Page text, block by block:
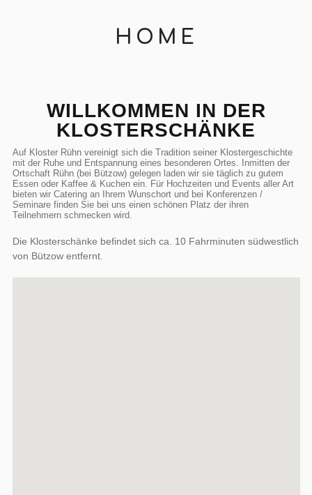
HOME
WILLKOMMEN IN DER
KLOSTERSCHÄNKE
Auf Kloster Rühn vereinigt sich die Tradition seiner Klostergeschichte
mit der Ruhe und Entspannung eines besonderen Ortes. Inmitten der
Ortschaft Rühn (bei Bützow) gelegen laden wir sie täglich zu gutem
Essen oder Kaffee & Kuchen ein. Für Hochzeiten und Events aller Art
bieten wir Catering an Ihrem Wunschort und bei Konferenzen /
Seminare finden Sie bei uns einen schönen Platz der ihren
Teilnehmern schmecken wird.
Die Klosterschänke befindet sich ca. 10 Fahrminuten südwestlich
von Bützow entfernt.